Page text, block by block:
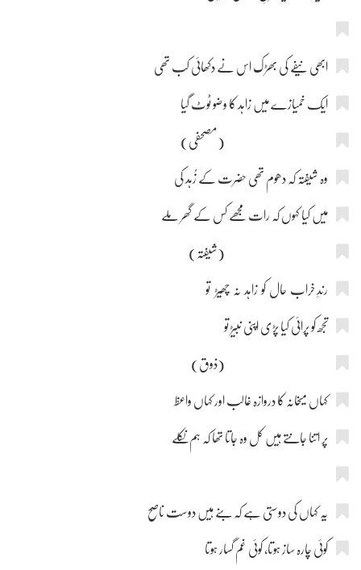
ابھی نیفے کی بھڑک اس نے دکھائی کب تھی
ایک خمیازے میں زاہد کا وضو ٹوٹ گیا
(مصحفی)
وہ شیفتہ کہ دھوم تھی حضرت کے زُہد کی
میں کیا کہوں کہ رات مجھے کس کے گھر ملے
(شیفتہ)
رندِ خراب حال کو زاہد نہ چھیڑ تو
تجھ کو پرائی کیا پڑی اپنی نبیڑ تو
(ذوق)
کہاں میخانہ کا دروازہ غالب اور کہاں واعظ
پر اتنا جانتے ہیں کل وہ جاتا تھا کہ ہم نکلے
یہ کہاں کی دوستی ہے کہ بنے ہیں دوست ناصح
کوئی چارہ ساز ہوتا، کوئی غم گسار ہوتا